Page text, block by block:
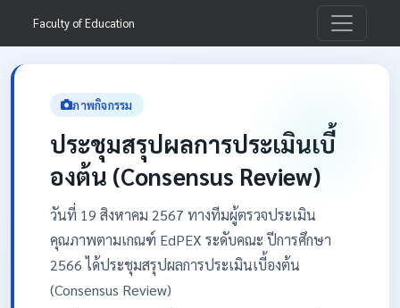
Faculty of Education
ภาพกิจกรรม
ประชุมสรุปผลการประเมินเบี้
องต้น (Consensus Review)
วันที่ 19 สิงหาคม 2567 ทางทีมผู้ตรวจประเมิน
คุณภาพตามเกณฑ์ EdPEX ระดับคณะ ปีการศึกษา
2566 ได้ประชุมสรุปผลการประเมินเบี้องต้น
(Consensus Review)